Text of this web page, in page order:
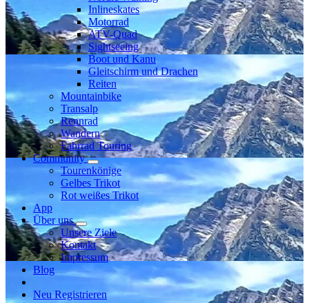
Inlineskates
Motorrad
ATV-Quad
Sightseeing
Boot und Kanu
Gleitschirm und Drachen
Reiten
Mountainbike
Transalp
Rennrad
Wandern
Fahrrad Touring
Community
Tourenkönige
Gelbes Trikot
Rot weißes Trikot
App
Über uns
Unsere Ziele
Kontakt
Impressum
Blog
Neu Registrieren